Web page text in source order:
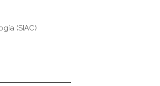
(SIAC)